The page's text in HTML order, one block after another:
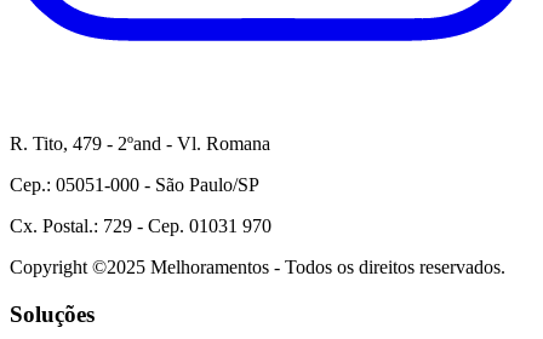
R. Tito, 479 - 2ºand - Vl. Romana
Cep.: 05051-000 - São Paulo/SP
Cx. Postal.: 729 - Cep. 01031 970
Copyright ©2025 Melhoramentos - Todos os direitos reservados.
Soluções